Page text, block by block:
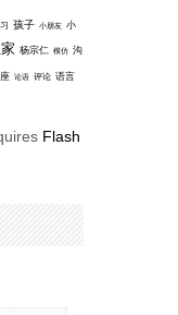
孩子 小朋友 小
杨宗仁 模仿 沟
论语 评论 语言
Flash